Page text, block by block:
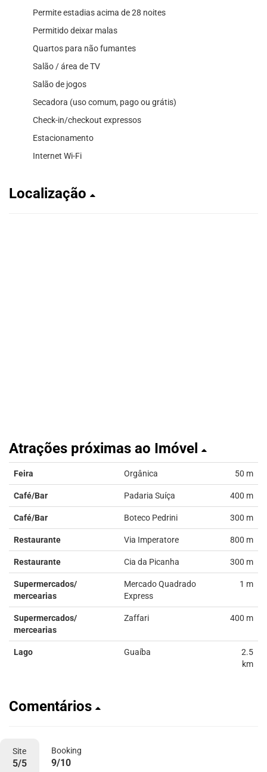
Permite estadias acima de 28 noites
Permitido deixar malas
Quartos para não fumantes
Salão / área de TV
Salão de jogos
Secadora (uso comum, pago ou grátis)
Check-in/checkout expressos
Estacionamento
Internet Wi-Fi
Localização
Atrações próximas ao Imóvel
Feira Orgânica 50 m
Café/Bar Padaria Suíça 400 m
Café/Bar Boteco Pedrini 300 m
Restaurante Via Imperatore 800 m
Restaurante Cia da Picanha 300 m
Supermercados/
mercearias
Mercado Quadrado
Express
1 m
Supermercados/
mercearias
Zaffari 400 m
Lago Guaíba
2.5
km
Comentários
Site
5/5
Booking
9/10